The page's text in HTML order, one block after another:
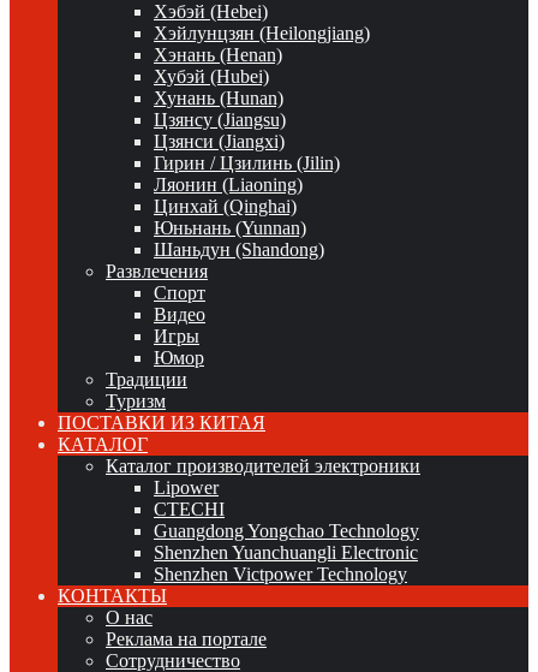
Хэбэй (Hebei)
Хэйлунцзян (Heilongjiang)
Хэнань (Henan)
Хубэй (Hubei)
Хунань (Hunan)
Цзянсу (Jiangsu)
Цзянси (Jiangxi)
Гирин / Цзилинь (Jilin)
Ляонин (Liaoning)
Цинхай (Qinghai)
Юньнань (Yunnan)
Шаньдун (Shandong)
Развлечения
Спорт
Видео
Игры
Юмор
Традиции
Туризм
ПОСТАВКИ ИЗ КИТАЯ
КАТАЛОГ
Каталог производителей электроники
Lipower
CTECHI
Guangdong Yongchao Technology
Shenzhen Yuanchuangli Electronic
Shenzhen Victpower Technology
КОНТАКТЫ
О нас
Реклама на портале
Сотрудничество